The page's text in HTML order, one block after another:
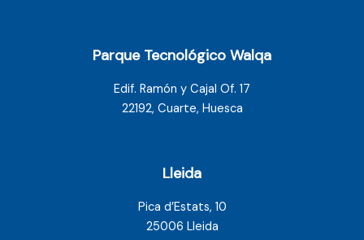
Parque Tecnológico Walqa
Edif. Ramón y Cajal Of. 17
22192, Cuarte, Huesca
Lleida
Pica d’Estats, 10
25006 Lleida